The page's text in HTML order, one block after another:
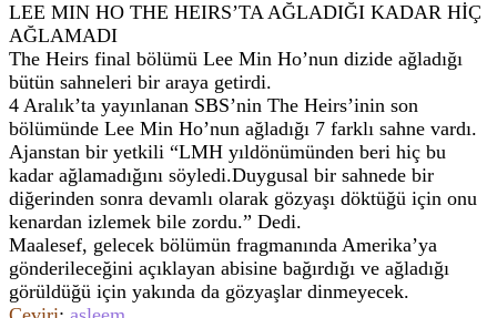
LEE MIN HO THE HEIRS’TA AĞLADIĞI KADAR HİÇ
AĞLAMADI
The Heirs final bölümü Lee Min Ho’nun dizide ağladığı
bütün sahneleri bir araya getirdi.
4 Aralık’ta yayınlanan SBS’nin The Heirs’inin son
bölümünde Lee Min Ho’nun ağladığı 7 farklı sahne vardı.
Ajanstan bir yetkili “LMH yıldönümünden beri hiç bu
kadar ağlamadığını söyledi.Duygusal bir sahnede bir
diğerinden sonra devamlı olarak gözyaşı döktüğü için onu
kenardan izlemek bile zordu.” Dedi.
Maalesef, gelecek bölümün fragmanında Amerika’ya
gönderileceğini açıklayan abisine bağırdığı ve ağladığı
görüldüğü için yakında da gözyaşlar dinmeyecek.